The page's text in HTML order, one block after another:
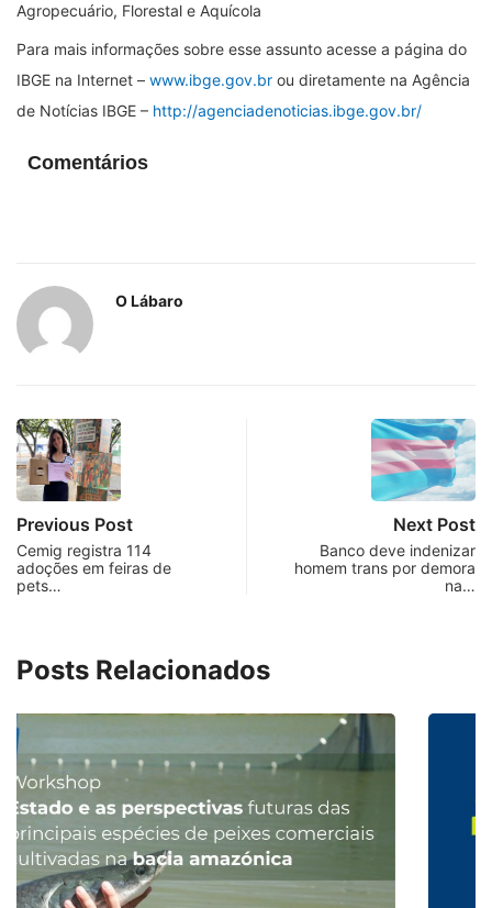
Agropecuário, Florestal e Aquícola
Para mais informações sobre esse assunto acesse a página do
IBGE na Internet – www.ibge.gov.br ou diretamente na Agência
de Notícias IBGE – http://agenciadenoticias.ibge.gov.br/
Comentários
O Lábaro
Previous Post
Cemig registra 114
adoções em feiras de
pets…
Next Post
Banco deve indenizar
homem trans por demora
na…
Posts Relacionados